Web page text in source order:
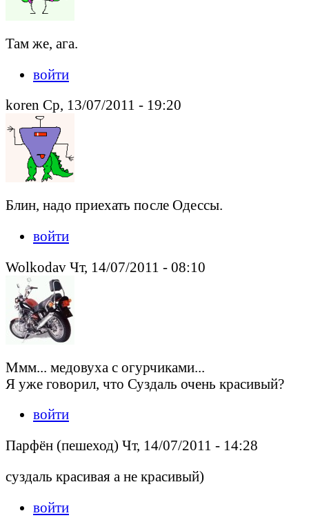
Там же, ага.
войти
koren Ср, 13/07/2011 - 19:20
Блин, надо приехать после Одессы.
войти
Wolkodav Чт, 14/07/2011 - 08:10
Ммм... медовуха с огурчиками...
Я уже говорил, что Суздаль очень красивый?
войти
Парфён (пешеход) Чт, 14/07/2011 - 14:28
суздаль красивая а не красивый)
войти